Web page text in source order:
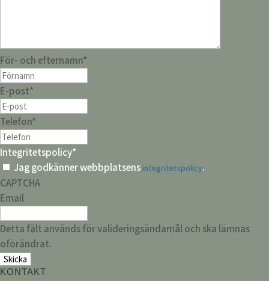
För- och efternamn*
E-post*
Telefon*
Integritetspolicy*
Jag godkänner webbplatsensintegritetspolicy.
CAPTCHA
Email
Detta fält används för valideringsändamål och ska lämnas
oförändrat.
KONTAKT